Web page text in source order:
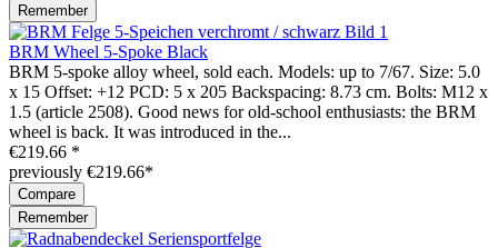
Remember
BRM Wheel 5-Spoke Black
BRM 5-spoke alloy wheel, sold each. Models: up to 7/67. Size: 5.0
x 15 Offset: +12 PCD: 5 x 205 Backspacing: 8.73 cm. Bolts: M12 x
1.5 (article 2508). Good news for old-school enthusiasts: the BRM
wheel is back. It was introduced in the...
€219.66 *
previously €219.66*
Compare
Remember